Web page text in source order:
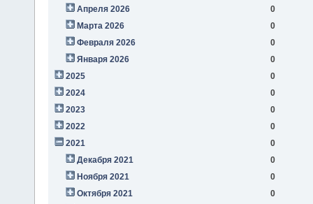
Апреля 2026
0
Марта 2026
0
Февраля 2026
0
Января 2026
0
2025
0
2024
0
2023
0
2022
0
2021
0
Декабря 2021
0
Ноября 2021
0
Октября 2021
0